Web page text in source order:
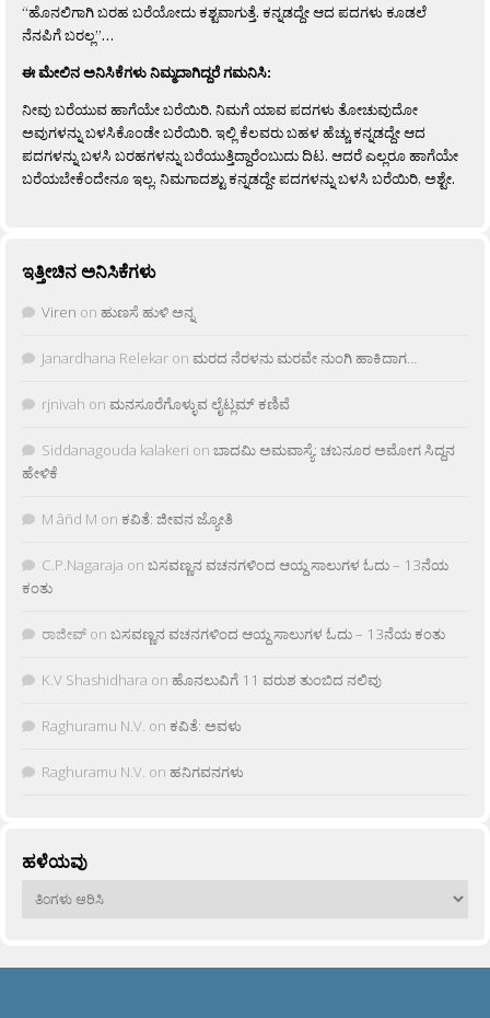
“ಹೊನಲಿಗಾಗಿ ಬರಹ ಬರೆಯೋದು ಕಶ್ಟವಾಗುತ್ತೆ. ಕನ್ನಡದ್ದೇ ಆದ ಪದಗಳು ಕೂಡಲೆ
ನೆನಪಿಗೆ ಬರಲ್ಲ”…
ಈ ಮೇಲಿನ ಅನಿಸಿಕೆಗಳು ನಿಮ್ಮದಾಗಿದ್ದರೆ ಗಮನಿಸಿ:
ನೀವು ಬರೆಯುವ ಹಾಗೆಯೇ ಬರೆಯಿರಿ. ನಿಮಗೆ ಯಾವ ಪದಗಳು ತೋಚುವುದೋ
ಅವುಗಳನ್ನು ಬಳಸಿಕೊಂಡೇ ಬರೆಯಿರಿ. ಇಲ್ಲಿ ಕೆಲವರು ಬಹಳ ಹೆಚ್ಚು ಕನ್ನಡದ್ದೇ ಆದ
ಪದಗಳನ್ನು ಬಳಸಿ ಬರಹಗಳನ್ನು ಬರೆಯುತ್ತಿದ್ದಾರೆಂಬುದು ದಿಟ. ಆದರೆ ಎಲ್ಲರೂ ಹಾಗೆಯೇ
ಬರೆಯಬೇಕೆಂದೇನೂ ಇಲ್ಲ. ನಿಮಗಾದಶ್ಟು ಕನ್ನಡದ್ದೇ ಪದಗಳನ್ನು ಬಳಸಿ ಬರೆಯಿರಿ, ಅಶ್ಟೇ.
ಇತ್ತೀಚಿನ ಅನಿಸಿಕೆಗಳು
Viren on ಹುಣಸೆ ಹುಳಿ ಅನ್ನ
Janardhana Relekar on ಮರದ ನೆರಳನು ಮರವೇ ನುಂಗಿ ಹಾಕಿದಾಗ…
rjnivah on ಮನಸೂರೆಗೊಳ್ಳುವ ಲೈಟ್ಲಮ್ ಕಣಿವೆ
Siddanagouda kalakeri on ಬಾದಮಿ ಅಮವಾಸ್ಯೆ: ಚಬನೂರ ಅಮೋಗ ಸಿದ್ದನ
ಹೇಳಿಕೆ
M âñd M on ಕವಿತೆ: ಜೀವನ ಜ್ಯೋತಿ
C.P.Nagaraja on ಬಸವಣ್ಣನ ವಚನಗಳಿಂದ ಆಯ್ದ ಸಾಲುಗಳ ಓದು – 13ನೆಯ
ಕಂತು
ರಾಜೀವ್ on ಬಸವಣ್ಣನ ವಚನಗಳಿಂದ ಆಯ್ದ ಸಾಲುಗಳ ಓದು – 13ನೆಯ ಕಂತು
K.V Shashidhara on ಹೊನಲುವಿಗೆ 11 ವರುಶ ತುಂಬಿದ ನಲಿವು
Raghuramu N.V. on ಕವಿತೆ: ಅವಳು
Raghuramu N.V. on ಹನಿಗವನಗಳು
ಹಳೆಯವು
ಹಳೆಯವು